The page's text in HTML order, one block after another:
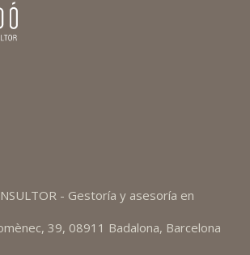
- Gestoría y asesoría en
39, 08911 Badalona, Barcelona